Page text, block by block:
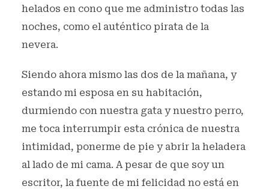
helados en cono que me administro todas las
noches, como el auténtico pirata de la
nevera.
Siendo ahora mismo las dos de la mañana, y
estando mi esposa en su habitación,
durmiendo con nuestra gata y nuestro perro,
me toca interrumpir esta crónica de nuestra
intimidad, ponerme de pie y abrir la heladera
al lado de mi cama. A pesar de que soy un
escritor, la fuente de mi felicidad no está en